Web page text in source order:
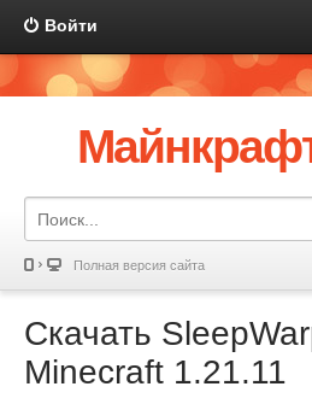
Войти
Полная версия сайта
Скачать
Minecraft 1.21.11